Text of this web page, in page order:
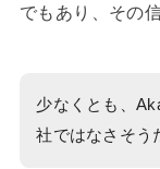
でもあり、その
少なくとも、
社ではなさそう